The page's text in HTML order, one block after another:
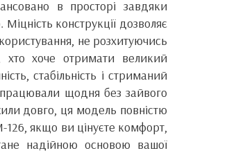
в просторі завдяки
конструкції дозволяє
не розхитуючись
хоче отримати великий
стабільність і стриманий
щодня без зайвого
довго, ця модель повністю
якщо ви цінуєте комфорт,
надійною основою вашої